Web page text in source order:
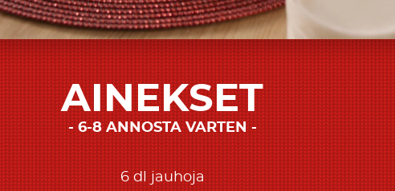
AINEKSET
6-8 ANNOSTA VARTEN
6 dl jauhoja